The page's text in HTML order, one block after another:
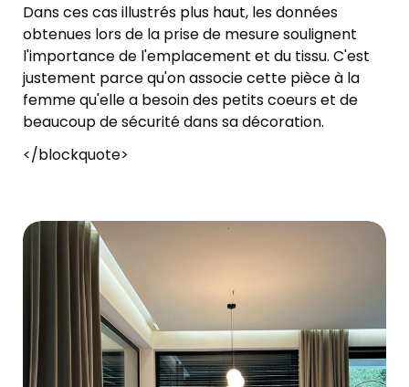
Dans ces cas illustrés plus haut, les données
obtenues lors de la prise de mesure soulignent
l'importance de l'emplacement et du tissu. C'est
justement parce qu'on associe cette pièce à la
femme qu'elle a besoin des petits coeurs et de
beaucoup de sécurité dans sa décoration.
</blockquote>